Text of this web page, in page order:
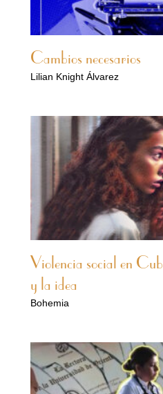
Cambios necesarios
Lilian Knight Álvarez
Violencia social en
y la idea
Bohemia